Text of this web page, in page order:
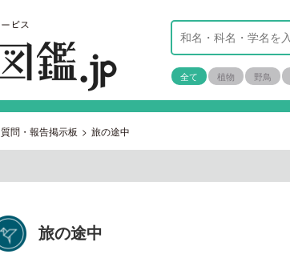
全て 植物 野鳥
質問・報告掲示板 > 旅の途中
旅の途中